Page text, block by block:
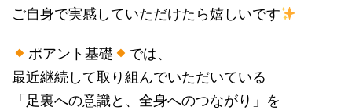
ご自身で実感していただけたら嬉しいです
ポアント基礎
では、
最近継続して取り組んでいただいている
「足裏への意識と、全身へのつながり」を